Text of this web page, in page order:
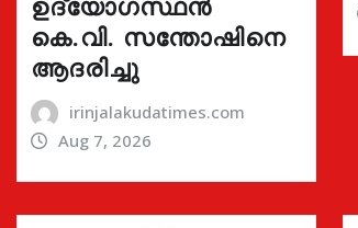
കെ.വി. സന്തോഷിനെ
ആദരിച്ചു
irinjalakudatimes.com
Aug 7, 2026